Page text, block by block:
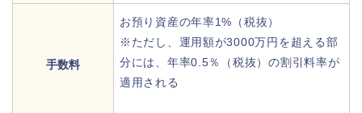
手数料
お預り資産の年率1%（税抜）
※ただし、運用額が3000万円を超える部
分には、年率0.5％（税抜）の割引料率が
適用される